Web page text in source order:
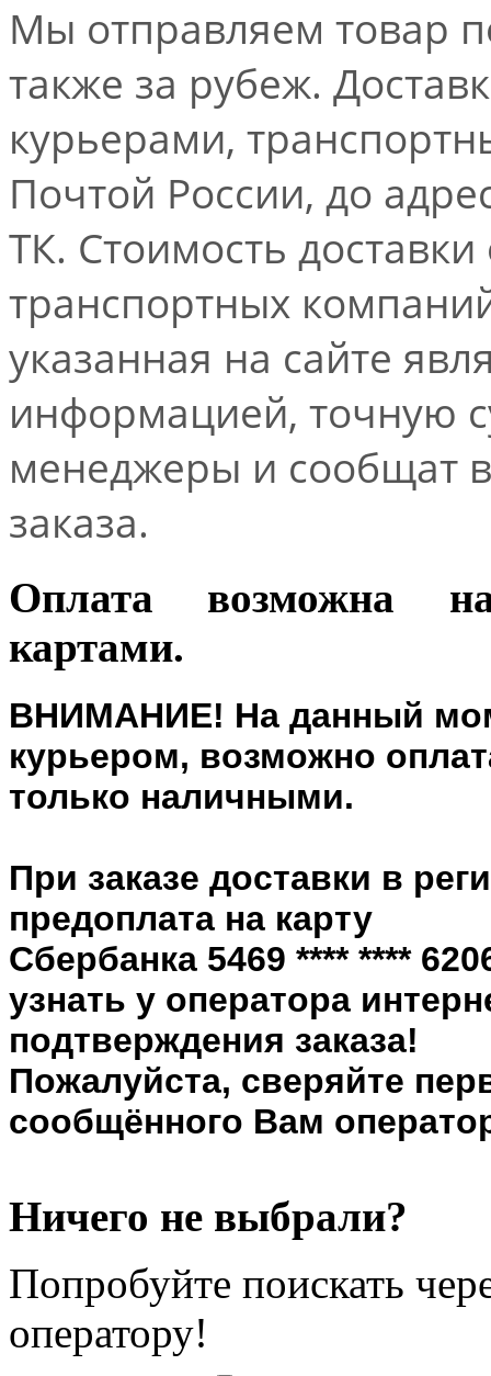
Мы отправляем товар
также за рубеж.
курьерами,
Почтой России, до
ТК. Стоимость
транспортных
указанная на сайте
информацией, точную
менеджеры и сообщат
заказа.
Оплата возможна
картами.
ВНИМАНИЕ! На данный
курьером, возможно
только наличными.
При заказе доставки в
предоплата на карту
Сбербанка 5469 **** ****
узнать у оператора
подтверждения заказа!
Пожалуйста, сверяйте
сообщённого Вам
Ничего не выбрали?
Попробуйте поискать
оператору!